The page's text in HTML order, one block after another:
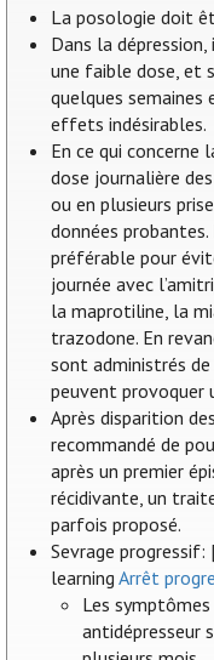
La posologie doit
Dans la
une faible dose, et
quelques
effets indésirables.
En ce qui
dose journalière
ou en plusieurs
données
préférable pour
journée avec
la maprotiline, la
trazodone. En
sont administrés
peuvent provoquer
Après disparition
recommandé de
après un premier
récidivante, un
parfois proposé.
Sevrage progressif:
learningArrêt
Les symptômes
antidépresseur